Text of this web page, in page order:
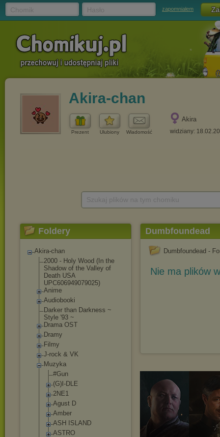
zapomniałem
Akira-chan
Prezent Ulubiony Wiadomość
Akira
widziany:
Foldery
Akira-chan
2000 - Holy Wood (In the
Shadow of the Valley of
Death USA
UPC606949079025)
Anime
Audiobooki
Darker than Darkness ~
Style '93 ~
Drama OST
Dramy
Filmy
J-rock & VK
Muzyka
#Gun
(G)I-DLE
2NE1
Agust D
Amber
ASH ISLAND
ASTRO
Dumbfoundead
Dumbfoundead -
Nie ma plików